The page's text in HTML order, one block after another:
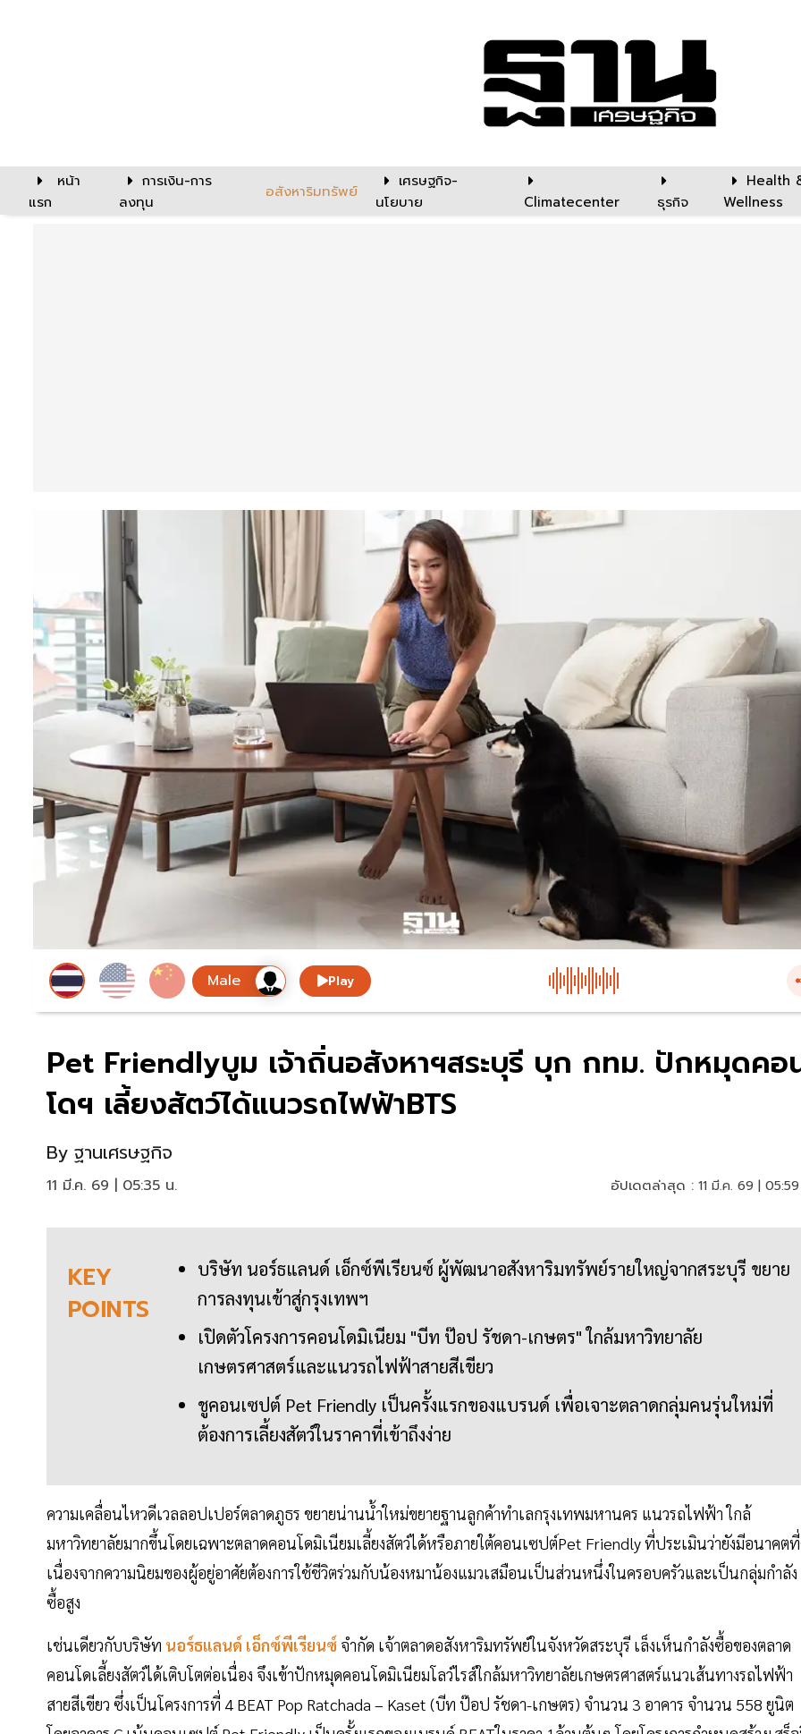
หน้า
แรก
การเงิน-การ
ลงทุน
อสังหาริมทรัพย์
เศรษฐกิจ-
นโยบาย
Climatecenter ธุรกิจ
Health
Wellness
Play
Pet Friendlyบูม เจ้าถิ่นอสังหาฯสระบุรี บุก กทม. ปักหมุดคอ
โดฯ เลี้ยงสัตว์ได้แนวรถไฟฟ้าBTS
By ฐานเศรษฐกิจ
11 มี.ค. 69 | 05:35 น. อัปเดตล่าสุด : 11 มี.ค. 69 |
KEY
POINTS
บริษัท นอร์ธแลนด์ เอ็กซ์พีเรียนซ์ ผู้พัฒนาอสังหาริมทรัพย์รายใหญ่จากสระบุรี ขยาย
การลงทุนเข้าสู่กรุงเทพฯ
เปิดตัวโครงการคอนโดมิเนียม "บีท ป๊อป รัชดา-เกษตร" ใกล้มหาวิทยาลัย
เกษตรศาสตร์และแนวรถไฟฟ้าสายสีเขียว
ชูคอนเซปต์ Pet Friendly เป็นครั้งแรกของแบรนด์ เพื่อเจาะตลาดกลุ่มคนรุ่นใหม่ที่
ต้องการเลี้ยงสัตว์ในราคาที่เข้าถึงง่าย
ความเคลื่อนไหวดีเวลลอปเปอร์ตลาดภูธร ขยายน่านน้ำใหม่ขยายฐานลูกค้าทำเลกรุงเทพมหานคร แนวรถไฟฟ้า ใกล้
มหาวิทยาลัยมากขึ้นโดยเฉพาะตลาดคอนโดมิเนียมเลี้ยงสัตว์ได้หรือภายใต้คอนเซปต์Pet Friendly ที่ประเมินว่ายังมีอนาคต
เนื่องจากความนิยมของผู้อยู่อาศัยต้องการใช้ชีวิตร่วมกับน้องหมาน้องแมวเสมือนเป็นส่วนหนึ่งในครอบครัวและเป็นกลุ่มกำลัง
ซื้อสูง
เช่นเดียวกับบริษัท นอร์ธแลนด์ เอ็กซ์พีเรียนซ์ จำกัด เจ้าตลาดอสังหาริมทรัพย์ในจังหวัดสระบุรี เล็งเห็นกำลังซื้อของตลาด
คอนโดเลี้ยงสัตว์ได้เติบโตต่อเนื่อง จึงเข้าปักหมุดคอนโดมิเนียมโลว์ไรส์ใกล้มหาวิทยาลัยเกษตรศาสตร์แนวเส้นทางรถไฟฟ้า
สายสีเขียว ซึ่งเป็นโครงการที่ 4 BEAT Pop Ratchada – Kaset (บีท ป๊อป รัชดา-เกษตร) จำนวน 3 อาคาร จำนวน 558 ยูนิต